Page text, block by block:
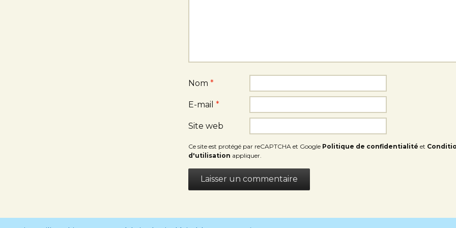
Nom *
E-mail *
Site web
Ce site est protégé par reCAPTCHA et Google Politique de confidentialité et
d'utilisation appliquer.